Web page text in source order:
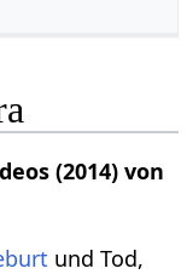
(2014) von
und Tod,